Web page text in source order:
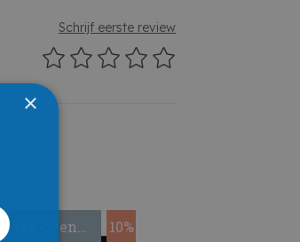
Schrijf eerste review
oven
10%
×